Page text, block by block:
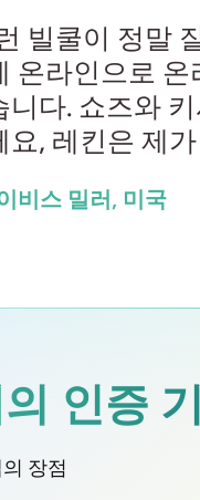
빌쿨이 정말
온라인으로
니다. 쇼즈와
요, 레킨은 제
비스 밀러, 미국
인증
장점